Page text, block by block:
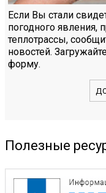
Если Вы стали
погодного явления,
теплотрассы,
новостей.
форму.
Полезные